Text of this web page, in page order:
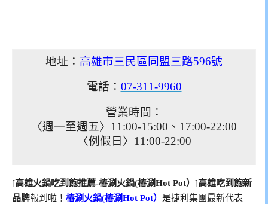
地址： 高雄市三民區同盟三路596號
電話： 07-311-9960
營業時間：
〈週一至週五〉 11:00-15:00、 17:00-22:00
〈例假日〉 11:00-22:00
[高雄火鍋吃到飽推薦-樁涮火鍋(樁涮Hot Pot） ]高雄吃到飽新
品牌報到啦！ 樁涮火鍋(樁涮Hot Pot） 是捷利集團最新代表